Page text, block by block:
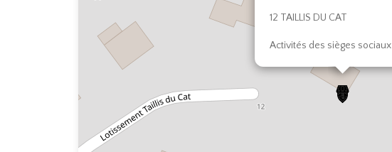
12 TAILLIS DU CAT
Activités des sièges sociaux